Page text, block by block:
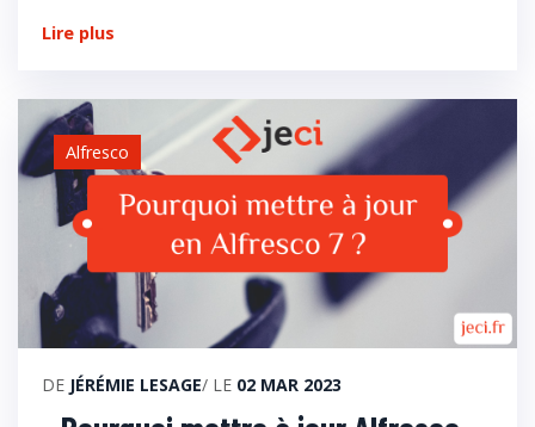
Lire plus
Alfresco
DE JÉRÉMIE LESAGE/ LE 02 MAR 2023